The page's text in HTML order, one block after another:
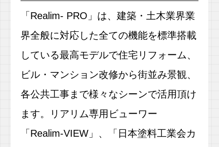
「Realim- PRO」は、建築・土木業界業
界全般に対応した全ての機能を標準搭載
している最高モデルで住宅リフォーム、
ビル・マンション改修から街並み景観、
各公共工事まで様々なシーンで活用頂け
ます。リアリム専用ビューワー
「Realim-VIEW」、「日本塗料工業会カ